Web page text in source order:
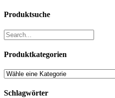
Produktsuche
Produktkategorien
Schlagwörter